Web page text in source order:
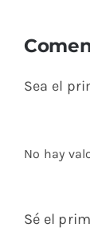
Sea el
No hay
Sé el